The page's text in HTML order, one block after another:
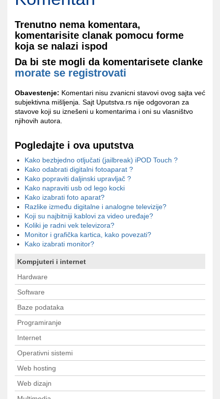
Trenutno nema komentara,
komentarisite clanak pomocu forme
koja se nalazi ispod
Da bi ste mogli da komentarisete clanke
morate se registrovati
Obavestenje: Komentari nisu zvanicni stavovi ovog sajta već
subjektivna mišljenja. Sajt Uputstva.rs nije odgovoran za
stavove koji su iznešeni u komentarima i oni su vlasništvo
njihovih autora.
Pogledajte i ova uputstva
Kako bezbjedno otljučati (jailbreak) iPOD Touch ?
Kako odabrati digitalni fotoaparat ?
Kako popraviti daljinski upravljač ?
Kako napraviti usb od lego kocki
Kako izabrati foto aparat?
Razlike između digitalne i analogne televizije?
Koji su najbitniji kablovi za video uređaje?
Koliki je radni vek televizora?
Monitor i grafička kartica, kako povezati?
Kako izabrati monitor?
Kompjuteri i internet
Hardware
Software
Baze podataka
Programiranje
Internet
Operativni sistemi
Web hosting
Web dizajn